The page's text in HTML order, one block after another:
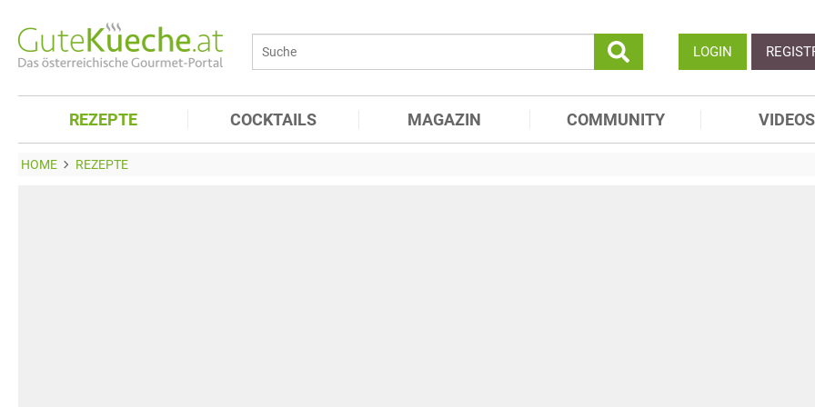
LOGIN
REZEPTE COCKTAILS MAGAZIN COMMUNITY VIDEOS
HOME REZEPTE